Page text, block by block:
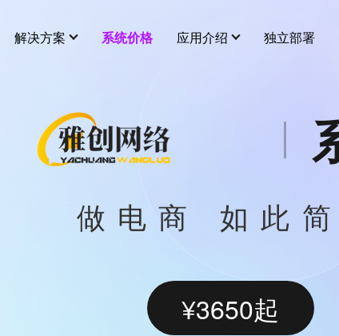
解决方案
连锁、加盟、独立经营，一体化管理
店铺商品互通，打造平台级供货市场
系统价格 应用介绍
应用插件
在线客服
营销插件
拼团
幸运大
独立部署
更多
做电商 如此简
¥3650起